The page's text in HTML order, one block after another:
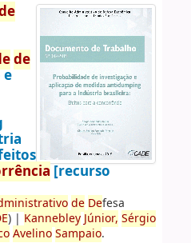
de
e
[recurso
de Defesa
)| Kannebley Júnior, Sérgio
Avelino Sampaio.